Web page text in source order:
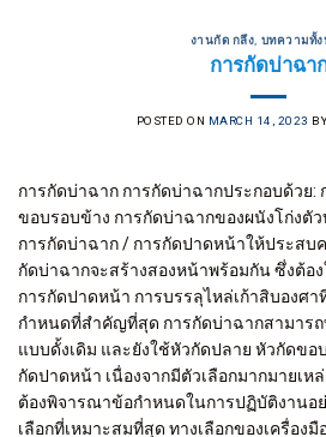
งานกัด กลึง, บทความทั้ง
การกัดบ่าฉา
POSTED ON MARCH 14, 2023
การกัดบ่าฉาก การกัดบ่าฉากประกอบด้วย
ขอบรอบข้าง การกัดบ่าฉากของผนังโก่งตั
การกัดบ่าฉาก / การกัดปาดหน้าให้ประสบ
กัดบ่าฉากจะสร้างสองหน้าพร้อมกัน ซึ่งต้อ
การกัดปาดหน้า การบรรลุไหล่เก้าสิบองศ
กำหนดที่สำคัญที่สุด การกัดบ่าฉากสามาร
แบบดั้งเดิม และยังใช้หัวกัดปลาย หัวกัดข
กัดปาดหน้า เนื่องจากมีตัวเลือกมากมายเห
ต้องพิจารณาข้อกำหนดในการปฏิบัติงานอ
เลือกที่เหมาะสมที่สุด ทางเลือกของเครื่อง